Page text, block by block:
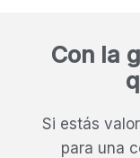
Con la
Si estás
para una